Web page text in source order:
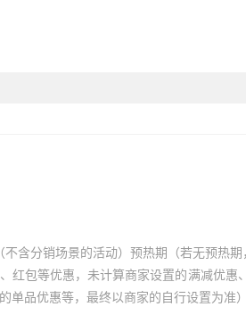
不含分销场景的活动）预热期（若无预
红包等优惠，未计算商家设置的满减优
单品优惠等，最终以商家的自行设置为